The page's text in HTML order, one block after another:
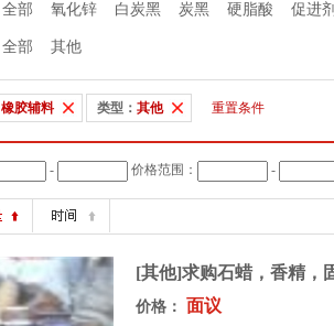
全部 氧化锌 白炭黑 炭黑 硬脂酸 促进剂
全部 其他
橡胶辅料 类型： 其他 重置条件
- 价格范围： -
[其他]求购石蜡，香精，
价格： 面议